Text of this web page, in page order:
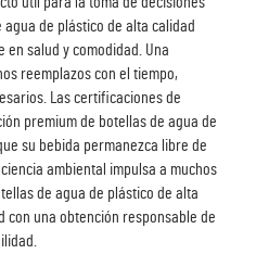
de plástico de alta calidad
salud y comodidad. Una
reemplazos con el tiempo,
Las certificaciones de
premium de botellas de agua de
su bebida permanezca libre de
ambiental impulsa a muchos
de agua de plástico de alta
una obtención responsable de